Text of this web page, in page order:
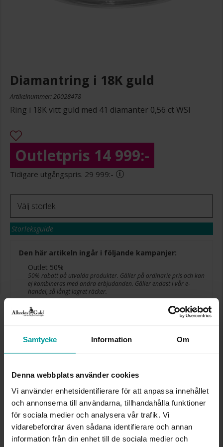
Samtycke Information Om
Denna webbplats använder cookies
Vi använder enhetsidentifierare för att anpassa innehållet
och annonserna till användarna, tillhandahålla funktioner
för sociala medier och analysera vår trafik. Vi
vidarebefordrar även sådana identifierare och annan
information från din enhet till de sociala medier och
Diamantring i 18K guld
Artikelnummer: 20028478
Ring i 18K vitt guld med 41 diamanter 0,56 ct WSI
14 999:-
29 999:-
Storleksguide
Den här artikeln ingår i följande kampanjer:
Outlet 50%
50% rabatt på utvalda produkter. Gäller på ordinarie pris och kan
ej kombineras med andra erbjudanden. Gäller endast i vår e-
handel, så långt lagret räcker.
Presentinslagning
✅ Alltid grymma deals.
✅ Öppet köp i 30 dagar vid onlineköp.
✅ Fri frakt till ombud vid köp över 500 kr.
VÄLJ STORLEK FÖR ATT LÄGGA I
VARUKORGEN
INFO